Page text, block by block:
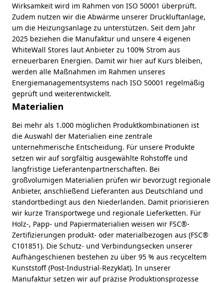
Wirksamkeit wird im Rahmen von ISO 50001 überprüft.
Zudem nutzen wir die Abwärme unserer Druckluftanlage,
um die Heizungsanlage zu unterstützen. Seit dem Jahr
2025 beziehen die Manufaktur und unsere 4 eigenen
WhiteWall Stores laut Anbieter zu 100% Strom aus
erneuerbaren Energien. Damit wir hier auf Kurs bleiben,
werden alle Maßnahmen im Rahmen unseres
Energiemanagementsystems nach ISO 50001 regelmäßig
geprüft und weiterentwickelt.
Materialien
Bei mehr als 1.000 möglichen Produktkombinationen ist
die Auswahl der Materialien eine zentrale
unternehmerische Entscheidung. Für unsere Produkte
setzen wir auf sorgfältig ausgewählte Rohstoffe und
langfristige Lieferantenpartnerschaften. Bei
großvolumigen Materialien prüfen wir bevorzugt regionale
Anbieter, anschließend Lieferanten aus Deutschland und
standortbedingt aus den Niederlanden. Damit priorisieren
wir kurze Transportwege und regionale Lieferketten. Für
Holz-, Papp- und Papiermaterialien weisen wir FSC®-
Zertifizierungen produkt- oder materialbezogen aus (FSC®
C101851). Die Schutz- und Verbindungsecken unserer
Aufhängeschienen bestehen zu über 95 % aus recyceltem
Kunststoff (Post-Industrial-Rezyklat). In unserer
Manufaktur setzen wir auf präzise Produktionsprozesse